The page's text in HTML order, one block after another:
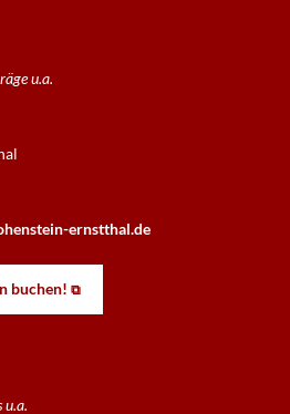
u.a.
ernstthal.de
buchen!
u.a.